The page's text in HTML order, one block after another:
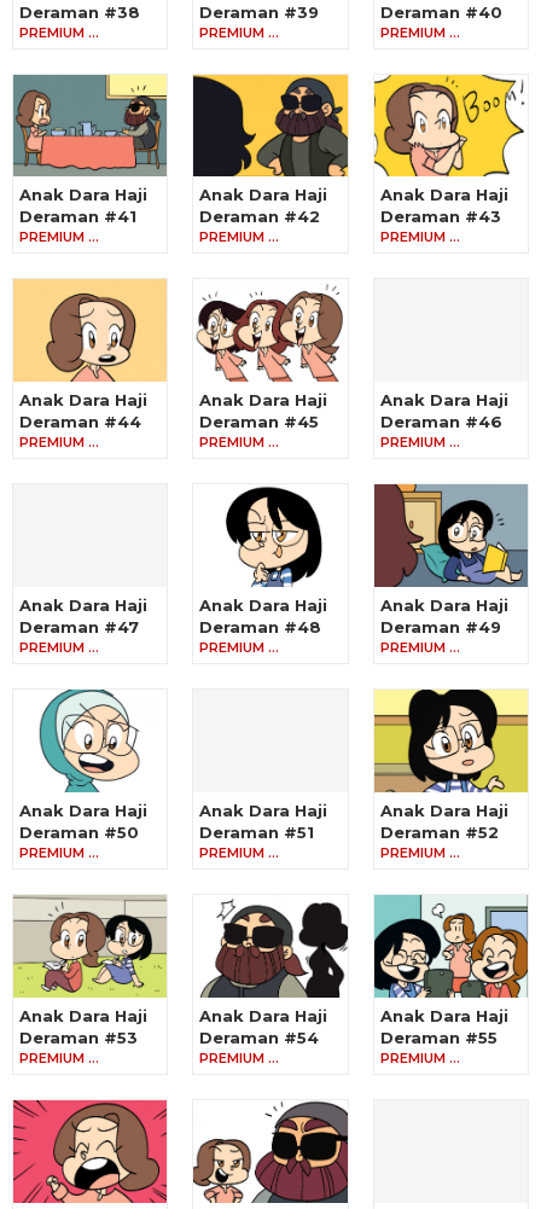
Deraman #38
PREMIUM …
Deraman #39
PREMIUM …
Deraman #40
PREMIUM …
Anak Dara Haji
Deraman #41
PREMIUM …
Anak Dara Haji
Deraman #42
PREMIUM …
Anak Dara Haji
Deraman #43
PREMIUM …
Anak Dara Haji
Deraman #44
PREMIUM …
Anak Dara Haji
Deraman #45
PREMIUM …
Anak Dara Haji
Deraman #46
PREMIUM …
Anak Dara Haji
Deraman #47
PREMIUM …
Anak Dara Haji
Deraman #48
PREMIUM …
Anak Dara Haji
Deraman #49
PREMIUM …
Anak Dara Haji
Deraman #50
PREMIUM …
Anak Dara Haji
Deraman #51
PREMIUM …
Anak Dara Haji
Deraman #52
PREMIUM …
Anak Dara Haji
Deraman #53
PREMIUM …
Anak Dara Haji
Deraman #54
PREMIUM …
Anak Dara Haji
Deraman #55
PREMIUM …